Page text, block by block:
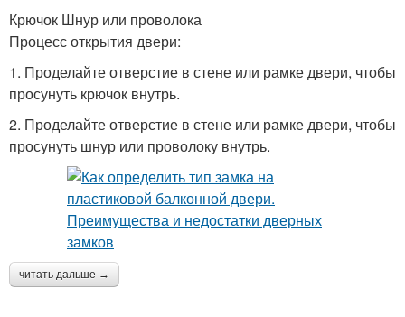
Крючок Шнур или проволока
Процесс открытия двери:
1. Проделайте отверстие в стене или рамке двери, чтобы
просунуть крючок внутрь.
2. Проделайте отверстие в стене или рамке двери, чтобы
просунуть шнур или проволоку внутрь.
читать дальше →